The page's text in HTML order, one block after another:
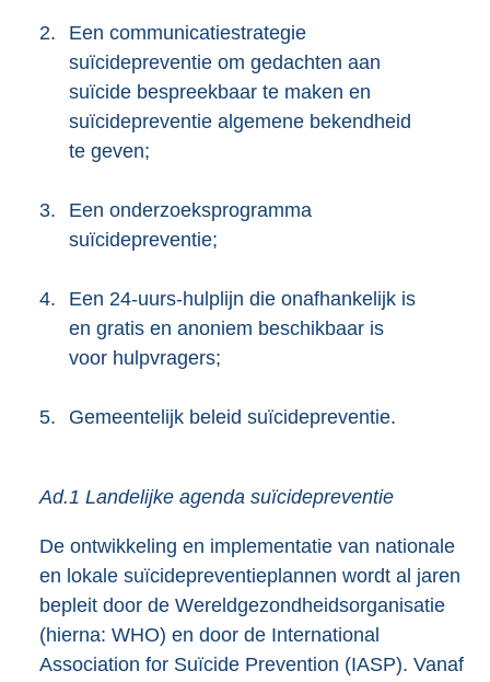
2.
Een communicatiestrategie
suïcidepreventie om gedachten aan
suïcide bespreekbaar te maken en
suïcidepreventie algemene bekendheid
te geven;
3.
Een onderzoeksprogramma
suïcidepreventie;
4.
Een 24-uurs-hulplijn die onafhankelijk is
en gratis en anoniem beschikbaar is
voor hulpvragers;
5. Gemeentelijk beleid suïcidepreventie.
Ad.1 Landelijke agenda suïcidepreventie
De ontwikkeling en implementatie van nationale
en lokale suïcidepreventieplannen wordt al jaren
bepleit door de Wereldgezondheidsorganisatie
(hierna: WHO) en door de International
Association for Suïcide Prevention (IASP). Vanaf